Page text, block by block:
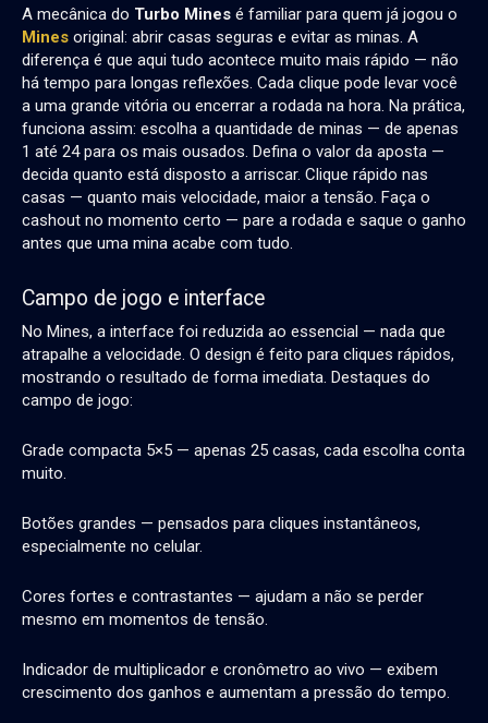
A mecânica do Turbo Mines é familiar para quem já jogou o
Mines original: abrir casas seguras e evitar as minas. A
diferença é que aqui tudo acontece muito mais rápido — não
há tempo para longas reflexões. Cada clique pode levar você
a uma grande vitória ou encerrar a rodada na hora. Na prática,
funciona assim: escolha a quantidade de minas — de apenas
1 até 24 para os mais ousados. Defina o valor da aposta —
decida quanto está disposto a arriscar. Clique rápido nas
casas — quanto mais velocidade, maior a tensão. Faça o
cashout no momento certo — pare a rodada e saque o ganho
antes que uma mina acabe com tudo.
Campo de jogo e interface
No Mines, a interface foi reduzida ao essencial — nada que
atrapalhe a velocidade. O design é feito para cliques rápidos,
mostrando o resultado de forma imediata. Destaques do
campo de jogo:
Grade compacta 5×5 — apenas 25 casas, cada escolha conta
muito.
Botões grandes — pensados para cliques instantâneos,
especialmente no celular.
Cores fortes e contrastantes — ajudam a não se perder
mesmo em momentos de tensão.
Indicador de multiplicador e cronômetro ao vivo — exibem
crescimento dos ganhos e aumentam a pressão do tempo.